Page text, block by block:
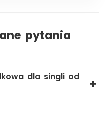
pytania
dla singli od